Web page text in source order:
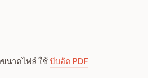
นาดไฟล์ ใช้บีบอัด PDF